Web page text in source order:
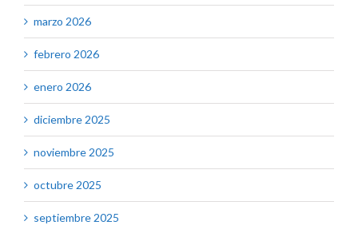
marzo 2026
febrero 2026
enero 2026
diciembre 2025
noviembre 2025
octubre 2025
septiembre 2025